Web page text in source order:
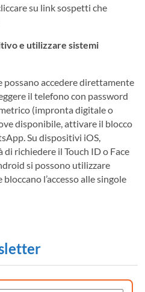
su link sospetti che
e utilizzare sistemi
possano accedere direttamente
il telefono con password
(impronta digitale o
disponibile, attivare il blocco
Su dispositivi iOS,
richiedere il Touch ID o Face
si possono utilizzare
l’accesso alle singole